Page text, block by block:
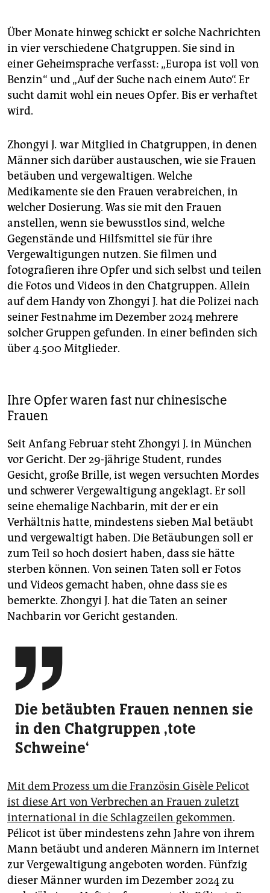
Über Monate hinweg schickt er solche Nachrichten
in vier verschiedene Chatgruppen. Sie sind in
einer Geheimsprache verfasst: „Europa ist voll von
Benzin“ und „Auf der Suche nach einem Auto“. Er
sucht damit wohl ein neues Opfer. Bis er verhaftet
wird.
Zhongyi J. war Mitglied in Chatgruppen, in denen
Männer sich darüber austauschen, wie sie Frauen
betäuben und vergewaltigen. Welche
Medikamente sie den Frauen verabreichen, in
welcher Dosierung. Was sie mit den Frauen
anstellen, wenn sie bewusstlos sind, welche
Gegenstände und Hilfsmittel sie für ihre
Vergewaltigungen nutzen. Sie filmen und
fotografieren ihre Opfer und sich selbst und teilen
die Fotos und Videos in den Chatgruppen. Allein
auf dem Handy von Zhongyi J. hat die Polizei nach
seiner Festnahme im Dezember 2024 mehrere
solcher Gruppen gefunden. In einer befinden sich
über 4.500 Mitglieder.
Ihre Opfer waren fast nur chinesische
Frauen
Seit Anfang Februar steht Zhongyi J. in München
vor Gericht. Der 29-jährige Student, rundes
Gesicht, große Brille, ist wegen versuchten Mordes
und schwerer Vergewaltigung angeklagt. Er soll
seine ehemalige Nachbarin, mit der er ein
Verhältnis hatte, mindestens sieben Mal betäubt
und vergewaltigt haben. Die Betäubungen soll er
zum Teil so hoch dosiert haben, dass sie hätte
sterben können. Von seinen Taten soll er Fotos
und Videos gemacht haben, ohne dass sie es
bemerkte. Zhongyi J. hat die Taten an seiner
Nachbarin vor Gericht gestanden.

Die betäubten Frauen nennen sie
in den Chatgruppen ‚tote
Schweine‘
Mit dem Prozess um die Französin Gisèle Pelicot
ist diese Art von Verbrechen an Frauen zuletzt
international in die Schlagzeilen gekommen.
Pélicot ist über mindestens zehn Jahre von ihrem
Mann betäubt und anderen Männern im Internet
zur Vergewaltigung angeboten worden. Fünfzig
dieser Männer wurden im Dezember 2024 zu